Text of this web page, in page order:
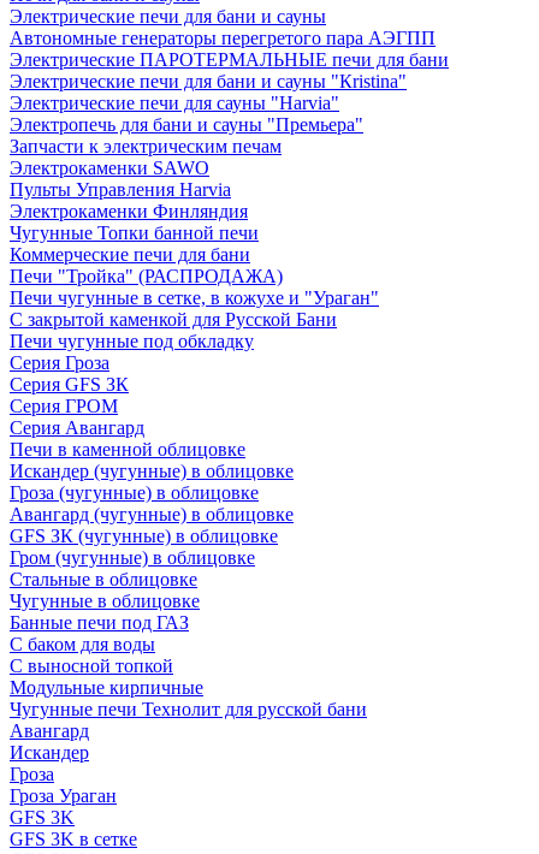
Электрические печи для бани и сауны
Автономные генераторы перегретого пара АЭГПП
Электрические ПАРОТЕРМАЛЬНЫЕ печи для бани
Электрические печи для бани и сауны "Кristina"
Электрические печи для сауны "Harvia"
Электропечь для бани и сауны "Премьера"
Запчасти к электрическим печам
Электрокаменки SAWO
Пульты Управления Harvia
Электрокаменки Финляндия
Чугунные Топки банной печи
Коммерческие печи для бани
Печи "Тройка" (РАСПРОДАЖА)
Печи чугунные в сетке, в кожухе и "Ураган"
С закрытой каменкой для Русской Бани
Печи чугунные под обкладку
Серия Гроза
Серия GFS ЗК
Серия ГРОМ
Серия Авангард
Печи в каменной облицовке
Искандер (чугунные) в облицовке
Гроза (чугунные) в облицовке
Авангард (чугунные) в облицовке
GFS ЗК (чугунные) в облицовке
Гром (чугунные) в облицовке
Стальные в облицовке
Чугунные в облицовке
Банные печи под ГАЗ
С баком для воды
С выносной топкой
Модульные кирпичные
Чугунные печи Технолит для русской бани
Авангард
Искандер
Гроза
Гроза Ураган
GFS 3K
GFS 3K в сетке